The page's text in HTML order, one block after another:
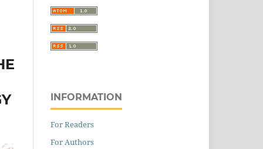
INFORMATION
For Readers
For Authors